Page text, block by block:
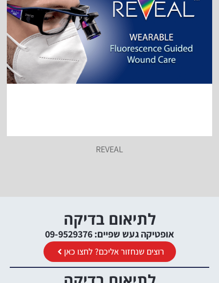
REVEAL
לתיאום בדיקה
אופטיקה געש שפיים: 09-9529376
רוצים שנחזור אליכם? לחצו כאן